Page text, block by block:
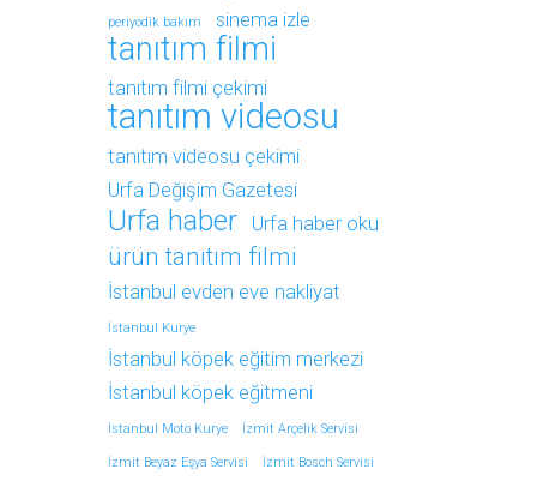
periyodik bakım sinema izle
tanıtım filmi
tanıtım filmi çekimi
tanıtım videosu
tanıtım videosu çekimi
Urfa Değişim Gazetesi
Urfa haber Urfa haber oku
ürün tanıtım filmi
İstanbul evden eve nakliyat
İstanbul Kurye
İstanbul köpek eğitim merkezi
İstanbul köpek eğitmeni
İstanbul Moto Kurye İzmit Arçelik Servisi
İzmit Beyaz Eşya Servisi İzmit Bosch Servisi